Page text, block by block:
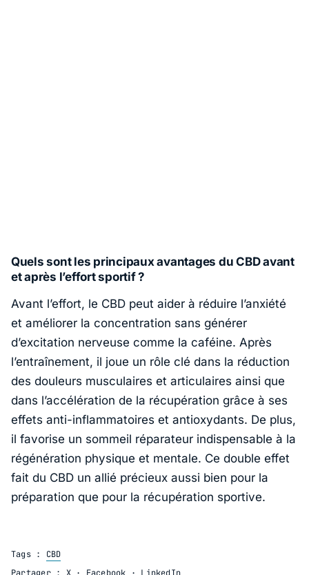
Quels sont les principaux avantages du CBD avant
et après l’effort sportif ?
Avant l’effort, le CBD peut aider à réduire l’anxiété
et améliorer la concentration sans générer
d’excitation nerveuse comme la caféine. Après
l’entraînement, il joue un rôle clé dans la réduction
des douleurs musculaires et articulaires ainsi que
dans l’accélération de la récupération grâce à ses
effets anti-inflammatoires et antioxydants. De plus,
il favorise un sommeil réparateur indispensable à la
régénération physique et mentale. Ce double effet
fait du CBD un allié précieux aussi bien pour la
préparation que pour la récupération sportive.
Tags : CBD
Partager : X· Facebook · LinkedIn